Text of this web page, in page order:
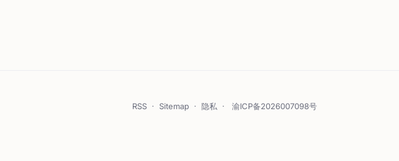
RSS · Sitemap · 隐私 · 渝ICP备2026007098号